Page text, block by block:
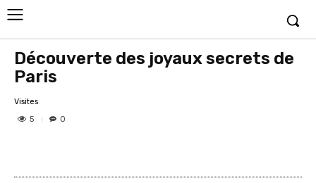
Découverte des joyaux secrets de
Paris
Visites
5
0